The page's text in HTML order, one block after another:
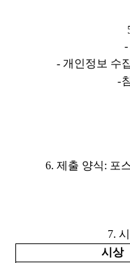
-
- 개인정보 수
-
6. 제출 양식: 포
7.
시상